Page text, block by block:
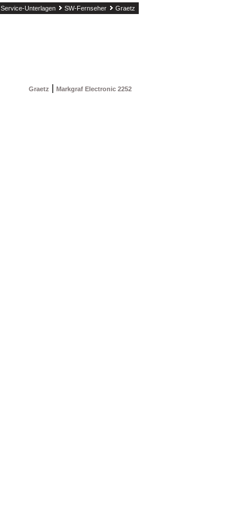
Service-Unterlagen SW-Fernseher Graetz
Graetz Markgraf Electronic 2252